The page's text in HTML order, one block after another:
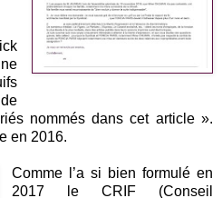
nommés dans cet article ».
en 2016.
Comme l’a si bien formulé en
2017 le CRIF (Conseil